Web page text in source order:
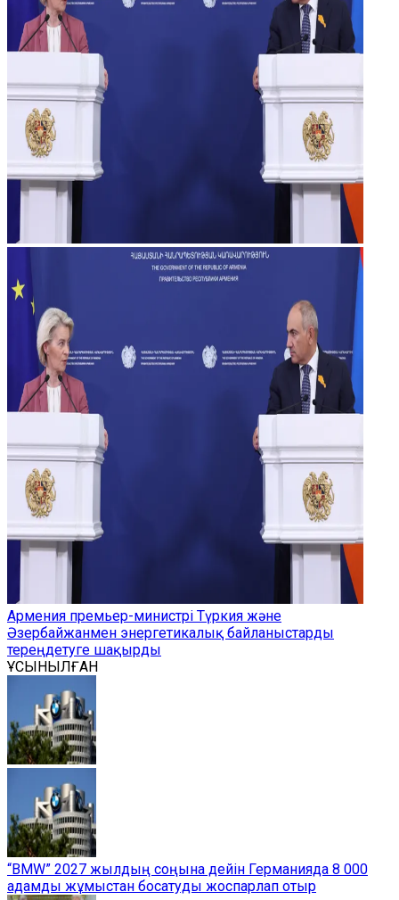
Армения премьер-министрі Түркия және
Әзербайжанмен энергетикалық байланыстарды
тереңдетуге шақырды
ҰСЫНЫЛҒАН
“BMW” 2027 жылдың соңына дейін Германияда 8 000
адамды жұмыстан босатуды жоспарлап отыр